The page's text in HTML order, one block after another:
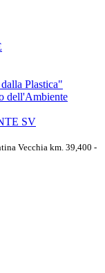
Plastica"
dell'Ambiente
SV
Vecchia km. 39,400 -